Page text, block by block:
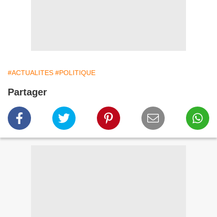
#ACTUALITES #POLITIQUE
Partager